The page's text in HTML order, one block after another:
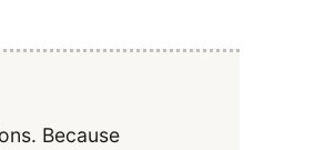
Because